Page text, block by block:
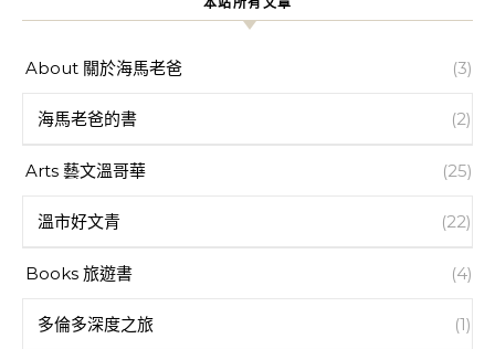
About 關於海馬老爸 (3)
海馬老爸的書 (2)
Arts 藝文溫哥華 (25)
溫市好文青 (22)
Books 旅遊書 (4)
多倫多深度之旅 (1)